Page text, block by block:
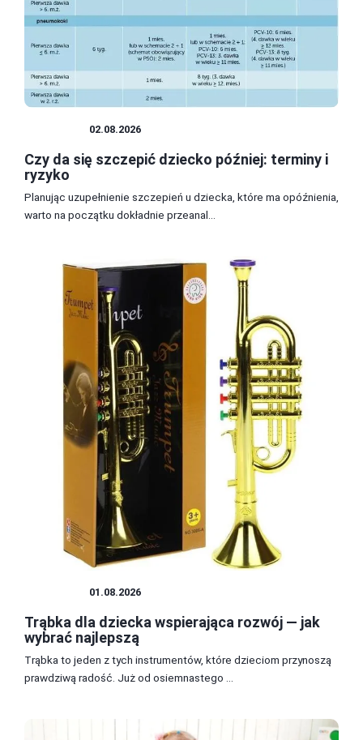
02.08.2026
Czy da się szczepić dziecko później: terminy i
ryzyko
Planując uzupełnienie szczepień u dziecka, które ma opóźnienia,
warto na początku dokładnie przeanal...
01.08.2026
Trąbka dla dziecka wspierająca rozwój — jak
wybrać najlepszą
Trąbka to jeden z tych instrumentów, które dzieciom przynoszą
prawdziwą radość. Już od osiemnastego ...